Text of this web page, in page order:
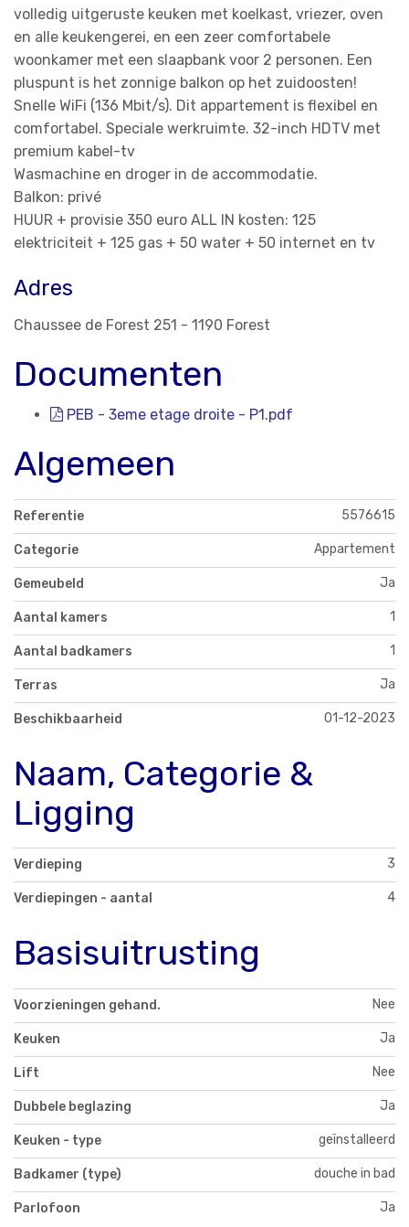
volledig uitgeruste keuken met koelkast, vriezer, oven
en alle keukengerei, en een zeer comfortabele
woonkamer met een slaapbank voor 2 personen. Een
pluspunt is het zonnige balkon op het zuidoosten!
Snelle WiFi (136 Mbit/s). Dit appartement is flexibel en
comfortabel. Speciale werkruimte. 32-inch HDTV met
premium kabel-tv
Wasmachine en droger in de accommodatie.
Balkon: privé
HUUR + provisie 350 euro ALL IN kosten: 125
elektriciteit + 125 gas + 50 water + 50 internet en tv
Adres
Chaussee de Forest 251 - 1190 Forest
Documenten
PEB - 3eme etage droite - P1.pdf
Algemeen
Referentie 5576615
Categorie Appartement
Gemeubeld Ja
Aantal kamers 1
Aantal badkamers 1
Terras Ja
Beschikbaarheid 01-12-2023
Naam, Categorie &
Ligging
Verdieping 3
Verdiepingen - aantal 4
Basisuitrusting
Voorzieningen gehand. Nee
Keuken Ja
Lift Nee
Dubbele beglazing Ja
Keuken - type geïnstalleerd
Badkamer (type) douche in bad
Parlofoon Ja